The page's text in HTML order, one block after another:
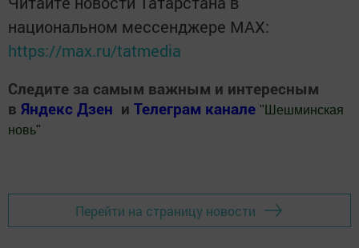
национальном мессенджере MАХ:
https://max.ru/tatmedia
Следите за самым важным и интересным
в Яндекс Дзен и Телеграм канале " Шешминская
новь"
Перейти на страницу новости